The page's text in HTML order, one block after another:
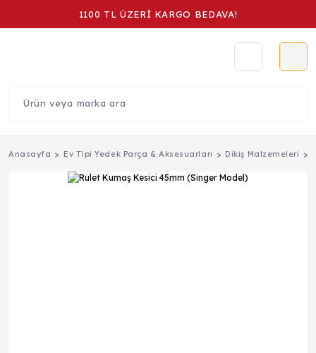
1100 TL ÜZERİ KARGO BEDAVA!
Anasayfa Ev Tipi Yedek Parça & Aksesuarları Dikiş Malzemeleri